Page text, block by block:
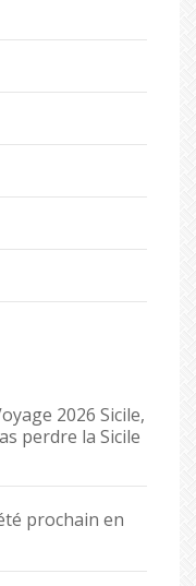
2026 Sicile,
perdre la Sicile
prochain en